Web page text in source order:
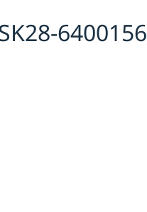
6400156